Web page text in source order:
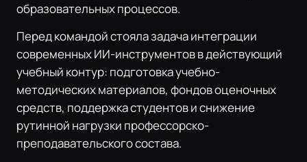
образовательных процессов.
Перед командой стояла задача интеграции
современных ИИ-инструментов в действующий
учебный контур: подготовка учебно-
методических материалов, фондов оценочных
средств, поддержка студентов и снижение
рутинной нагрузки профессорско-
преподавательского состава.